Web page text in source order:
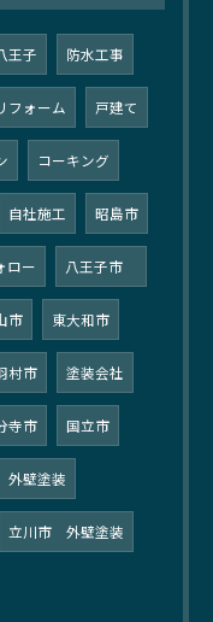
王子 防水工事
フォーム 戸建て
コーキング
自社施工 昭島市
ロー 八王子市
市 東大和市
村市 塗装会社
寺市 国立市
壁塗装
立川市 外壁塗装